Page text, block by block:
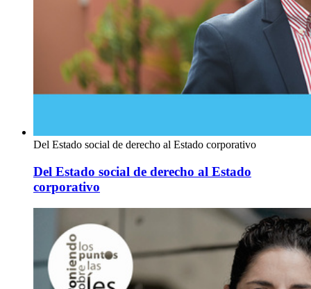
Del Estado social de derecho al Estado corporativo
Del Estado social de derecho al Estado
corporativo